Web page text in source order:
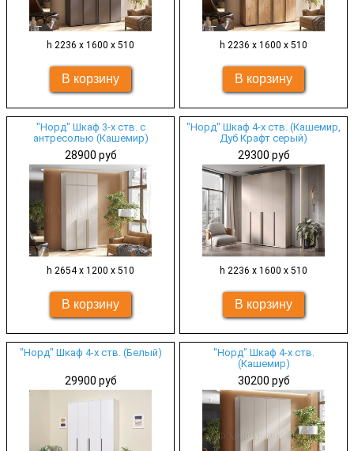
h 2236 х 1600 х 510 h 2236 х 1600 х 510
"Норд" Шкаф 3-х ств. с
антресолью (Кашемир)
28900 руб
h 2654 х 1200 х 510
"Норд" Шкаф 4-х ств. (Кашемир,
Дуб Крафт серый)
29300 руб
h 2236 х 1600 х 510
"Норд" Шкаф 4-х ств. (Белый)
29900 руб
"Норд" Шкаф 4-х ств.
(Кашемир)
30200 руб